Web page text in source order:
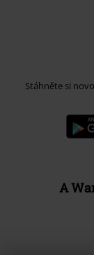
Stáhněte si
A